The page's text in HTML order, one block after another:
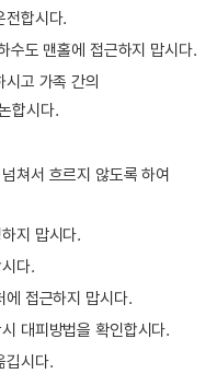
전합시다.
수도 맨홀에 접근하지 맙시다.
고 가족 간의
합시다.
쳐서 흐르지 않도록 하여
지 맙시다.
다.
에 접근하지 맙시다.
대피방법을 확인합시다.
깁시다.